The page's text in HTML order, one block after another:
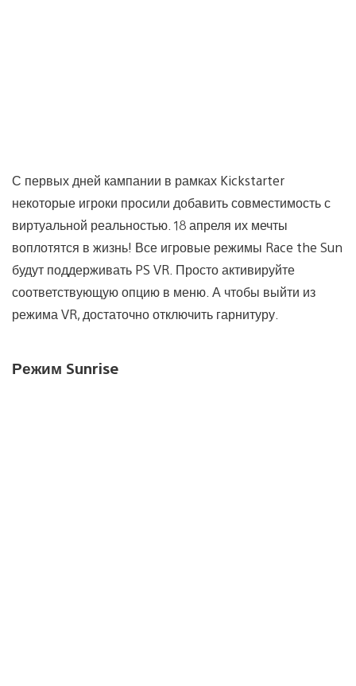
С первых дней кампании в рамках Kickstarter
некоторые игроки просили добавить совместимость с
виртуальной реальностью. 18 апреля их мечты
воплотятся в жизнь! Все игровые режимы Race the Sun
будут поддерживать PS VR. Просто активируйте
соответствующую опцию в меню. А чтобы выйти из
режима VR, достаточно отключить гарнитуру.
Режим Sunrise